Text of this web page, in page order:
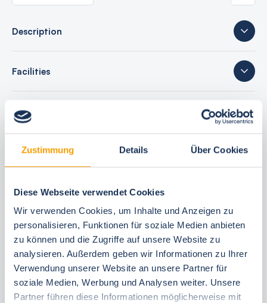
Zustimmung Details Über Cookies
Diese Webseite verwendet Cookies
Wir verwenden Cookies, um Inhalte und Anzeigen zu
personalisieren, Funktionen für soziale Medien anbieten
zu können und die Zugriffe auf unsere Website zu
analysieren. Außerdem geben wir Informationen zu Ihrer
Verwendung unserer Website an unsere Partner für
soziale Medien, Werbung und Analysen weiter. Unsere
Partner führen diese Informationen möglicherweise mit
Description
Facilities
sleeping accommodations
42 reviews
Your booking benefits
best price guarantee
Reserve free of charge for 24 hours
30 Tage vor Anreise kostenfrei stornieren
Flexible arrival and departure 24/7